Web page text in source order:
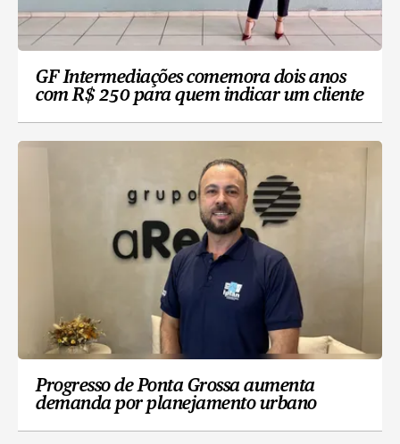
GF Intermediações comemora dois anos
com R$ 250 para quem indicar um cliente
Progresso de Ponta Grossa aumenta
demanda por planejamento urbano